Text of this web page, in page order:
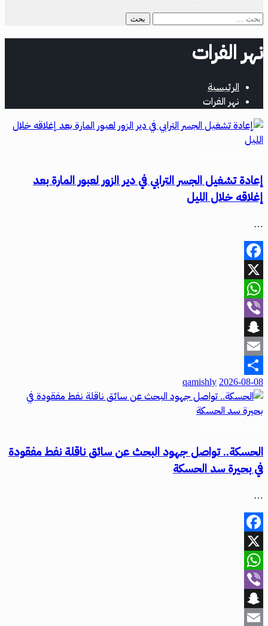
نهر الفرات
الرئيسية
نهر الفرات
إعادة تشغيل الجسر الترابي في دير الزور لعبور المارة بعد
إغلاقه خلال الليل
…
Facebook
X
WhatsApp
Viber
Snapchat
Email
Share
2026-08-08
qamishly
الحسكة.. تواصل جهود البحث عن سائق ناقلة نفط مفقودة
في بحيرة سد الحسكة
…
Facebook
X
WhatsApp
Viber
Snapchat